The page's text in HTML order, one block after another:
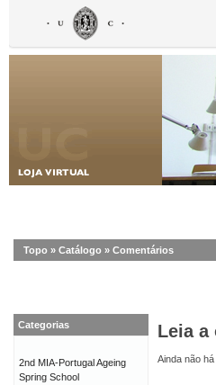
Topo » Catálogo » Comentários
Leia a
Ainda não
Categorias
2nd MIA-Portugal Ageing
Spring School